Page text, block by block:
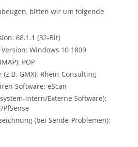
bitten wir um folgende
68.1.1 (32-Bit)
Windows 10 1809
POP
GMX): Rhein-Consulting
Software: eScan
intern/Externe Software):
(bei Sende-Problemen):